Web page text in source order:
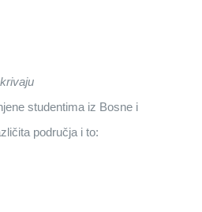
studentima iz Bosne i
područja i to: